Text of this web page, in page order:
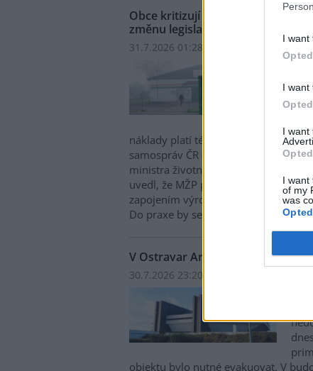
I want
I want
I want
I want
of my
was
Obce kritizují drahý svoz
změnu legislativy
31.7.2026 01:28 (
náklady platí téměř výhradně
samospráv ČR (SMS ČR). Na tuto
ministra životního prostředí Igora
uvedl, že MŽP připravuje změnu
zapojením výrobců do sběru,
Do praxe by se měla promítnout od
V Ostravar Aréně unikl čpavek,
30.7.2026 23:20 | OSTRAVA (
V
objektu bylo nutné evakuovat. V